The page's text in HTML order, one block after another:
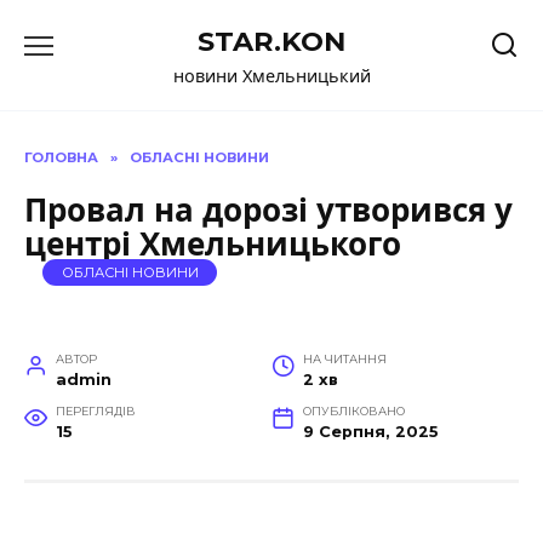
до
STAR.KON
новини Хмельницький
ГОЛОВНА » ОБЛАСНІ НОВИНИ
Провал на дорозі утворився у
центрі Хмельницького
ОБЛАСНІ НОВИНИ
АВТОР
admin
НА ЧИТАННЯ
2 хв
ПЕРЕГЛЯДІВ
15
ОПУБЛІКОВАНО
9 Серпня, 2025